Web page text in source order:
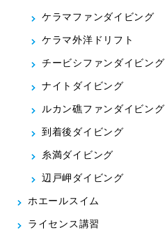
ケラマファンダイビング
ケラマ外洋ドリフト
チービシファンダイビング
ナイトダイビング
ルカン礁ファンダイビング
到着後ダイビング
糸満ダイビング
辺戸岬ダイビング
ホエールスイム
ライセンス講習